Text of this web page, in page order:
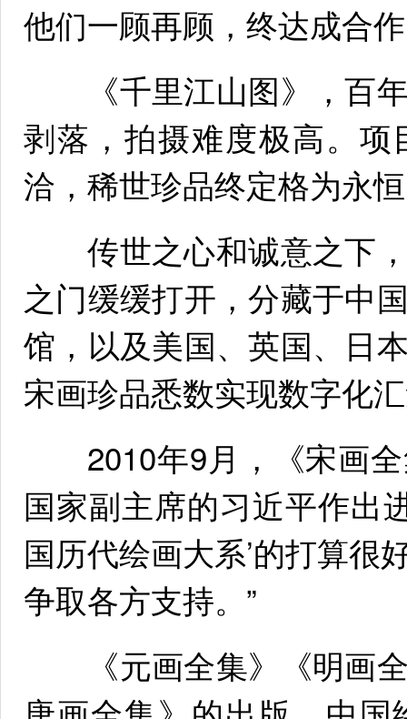
他们一顾再顾，终达成合
《千里江山图》，百年
剥落，拍摄难度极高。
洽，稀世珍品终定格为永
传世之心和诚意之下，
之门缓缓打开，分藏于中
馆，以及美国、英国、日
宋画珍品悉数实现数字化
2010年9月，《宋画全
国家副主席的习近平作出
国历代绘画大系’的打算很
争取各方支持。”
《元画全集》《明画全